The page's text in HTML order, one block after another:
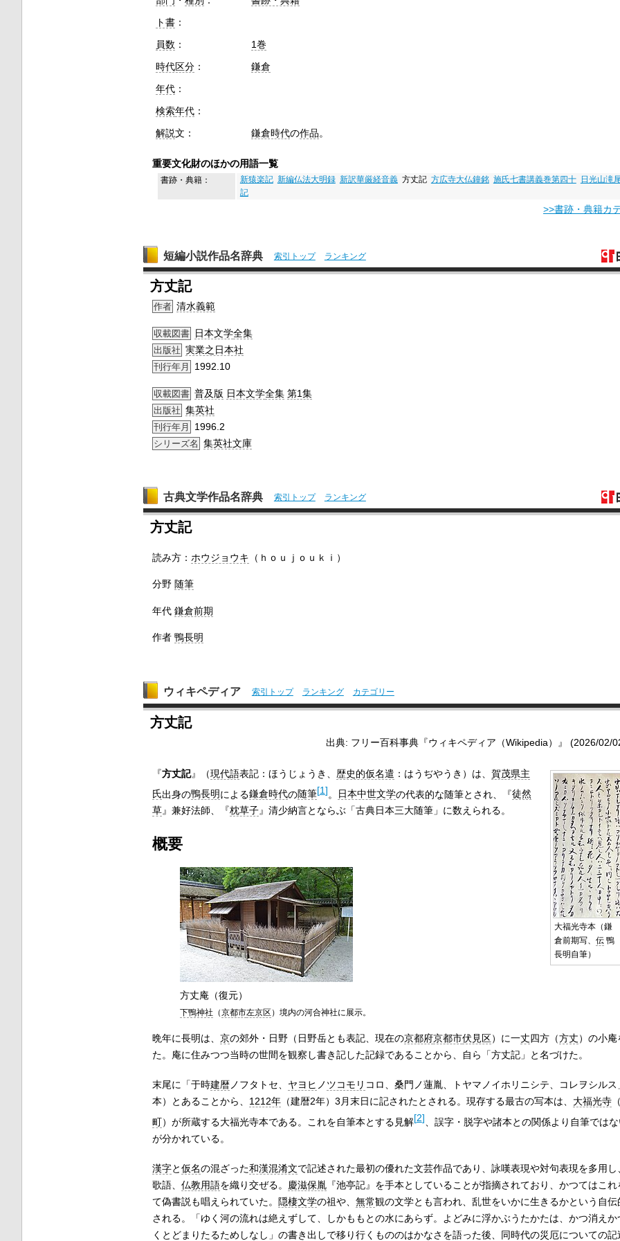
ト書：
員数 ：
1巻
時代区分：
鎌倉
年代：
検索年代：
解説文： 鎌倉時代の作品。
重要文化財のほかの用語一覧
書跡・典籍： 新猿楽記 新編仏法大明録 新訳華厳経音義方丈記 方広寺大仏鐘銘 施氏七書講義巻第四十
日光山滝
記
>>書跡・典籍カ
短編小説作品名辞典 索引トップ ランキング
方丈記
作者 清水義範
収載図書 日本文学全集
出版社 実業之日本社
刊行年月 1992.10
収載図書 普及版 日本文学全集 第1集
出版社 集英社
刊行年月 1996.2
シリーズ名 集英社文庫
古典文学作品名辞典 索引トップ ランキング
方丈記
読み方： ホウジョウキ （ｈｏｕｊｏｕｋｉ）
分野 随筆
年代 鎌倉前期
作者 鴨長明
ウィキペディア 索引トップ ランキング カテゴリー
方丈記
出典: フリー百科事典『ウィキペディア（Wikipedia）』 (2026/02/
大福光寺本（鎌
倉前期写、 伝 鴨
長明自筆）
『方丈記』（現代語表記：ほうじょうき、 歴史的仮名遣 ：はうぢやうき）は、 賀茂県主
氏出身の鴨長明による鎌倉時代の随筆[1]。 日本中世文学の代表的な随筆とされ、『徒然
草』兼好法師、『枕草子』清少納言とならぶ「古典日本三大随筆」に数えられる。
概要
方丈庵（復元）
下鴨神社 （京都市左京区）境内の河合神社に展示。
晩年に長明は、 京の郊外・日野（日野岳とも表記、現在の京都府京都市伏見区）に一丈四方（方丈）の小
た。庵に住みつつ当時の世間を観察し書き記した記録であることから、自ら「方丈記」と名づけた。
末尾に「于時建暦ノフタトセ、 ヤヨヒ ノ ツコモリ コロ、桑門ノ蓮胤、トヤマノイホリニシテ、コレヲシル
本）とあることから、 1212年（建暦2年）3月末日に記されたとされる。現存する最古の写本は、 大福光寺
町）が所蔵する大福光寺本である。これを自筆本とする見解[2] 、誤字・脱字や諸本との関係より自筆では
が分かれている。
漢字と仮名の混ざった和漢混淆文で記述された最初の優れた文芸作品であり、詠嘆表現や対句表現を多用
歌語、 仏教用語を織り交ぜる。 慶滋保胤『池亭記』を手本としていることが指摘されており、かつてはこ
て偽書説も唱えられていた。 隠棲文学の祖や、 無常観の文学とも言われ、乱世をいかに生きるかという自
される。「ゆく河の流れは絶えずして、しかももとの水にあらず。よどみに浮かぶうたかたは、かつ消え
くとどまりたるためしなし」の書き出しで移り行くもののはかなさを語った後、同時代の災厄についての